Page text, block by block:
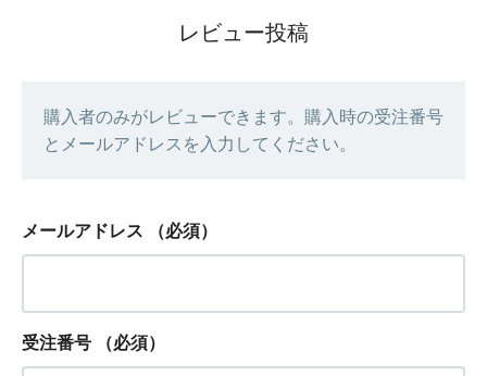
レビュー投稿
購入者のみがレビューできます。購入時の受注番号
とメールアドレスを入力してください。
メールアドレス （必須）
受注番号 （必須）